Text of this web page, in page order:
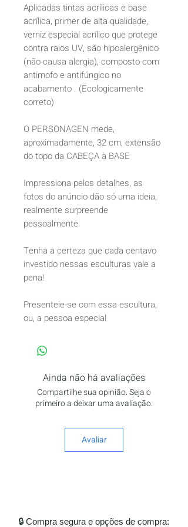
Aplicadas tintas acrílicas e base
acrílica, primer de alta qualidade,
verniz especial acrílico que protege
contra raios UV, são hipoalergênico
(não causa alergia), composto com
antimofo e antifúngico no
acabamento . (Ecologicamente
correto)
O PERSONAGEN mede,
aproximadamente, 32 cm, extensão
do topo da CABEÇA à BASE
Impressiona pelos detalhes, as
fotos do anúncio dão só uma ideia,
realmente surpreende
pessoalmente.
Tenha a certeza que cada centavo
investido nessas esculturas vale a
pena!
Presenteie-se com essa escultura,
ou, a pessoa especial
Ainda não há avaliações
Compartilhe sua opinião. Seja o
primeiro a deixar uma avaliação.
Avaliar
🔒 Compra segura e opções de compra: